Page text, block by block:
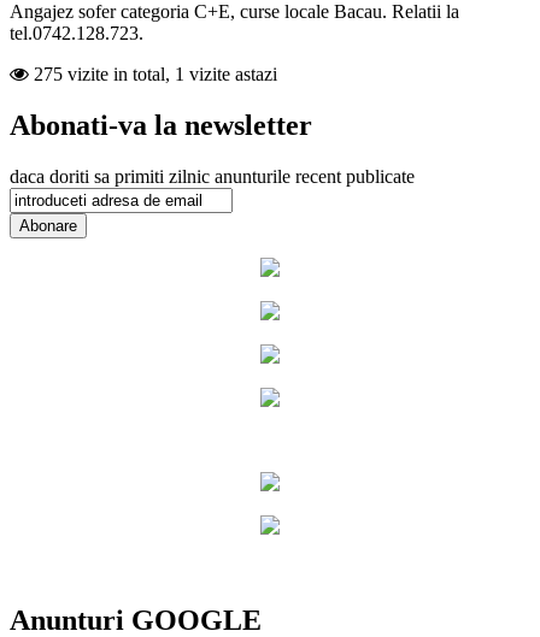
Angajez sofer categoria C+E, curse locale Bacau. Relatii la
tel.0742.128.723.
275 vizite in total, 1 vizite astazi
Abonati-va la newsletter
daca doriti sa primiti zilnic anunturile recent publicate
Anunturi GOOGLE